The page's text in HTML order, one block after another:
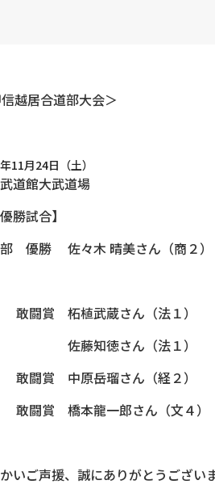
越居合道部大会＞
11月24日（土）
道館大武道場
勝試合】
優勝 佐々木 晴美さん（商２）
賞 柘植武蔵さん（法１）
さん（法１）
賞 中原岳瑠さん（経２）
賞 橋本龍一郎さん（文４）
いご声援、誠にありがとうござい